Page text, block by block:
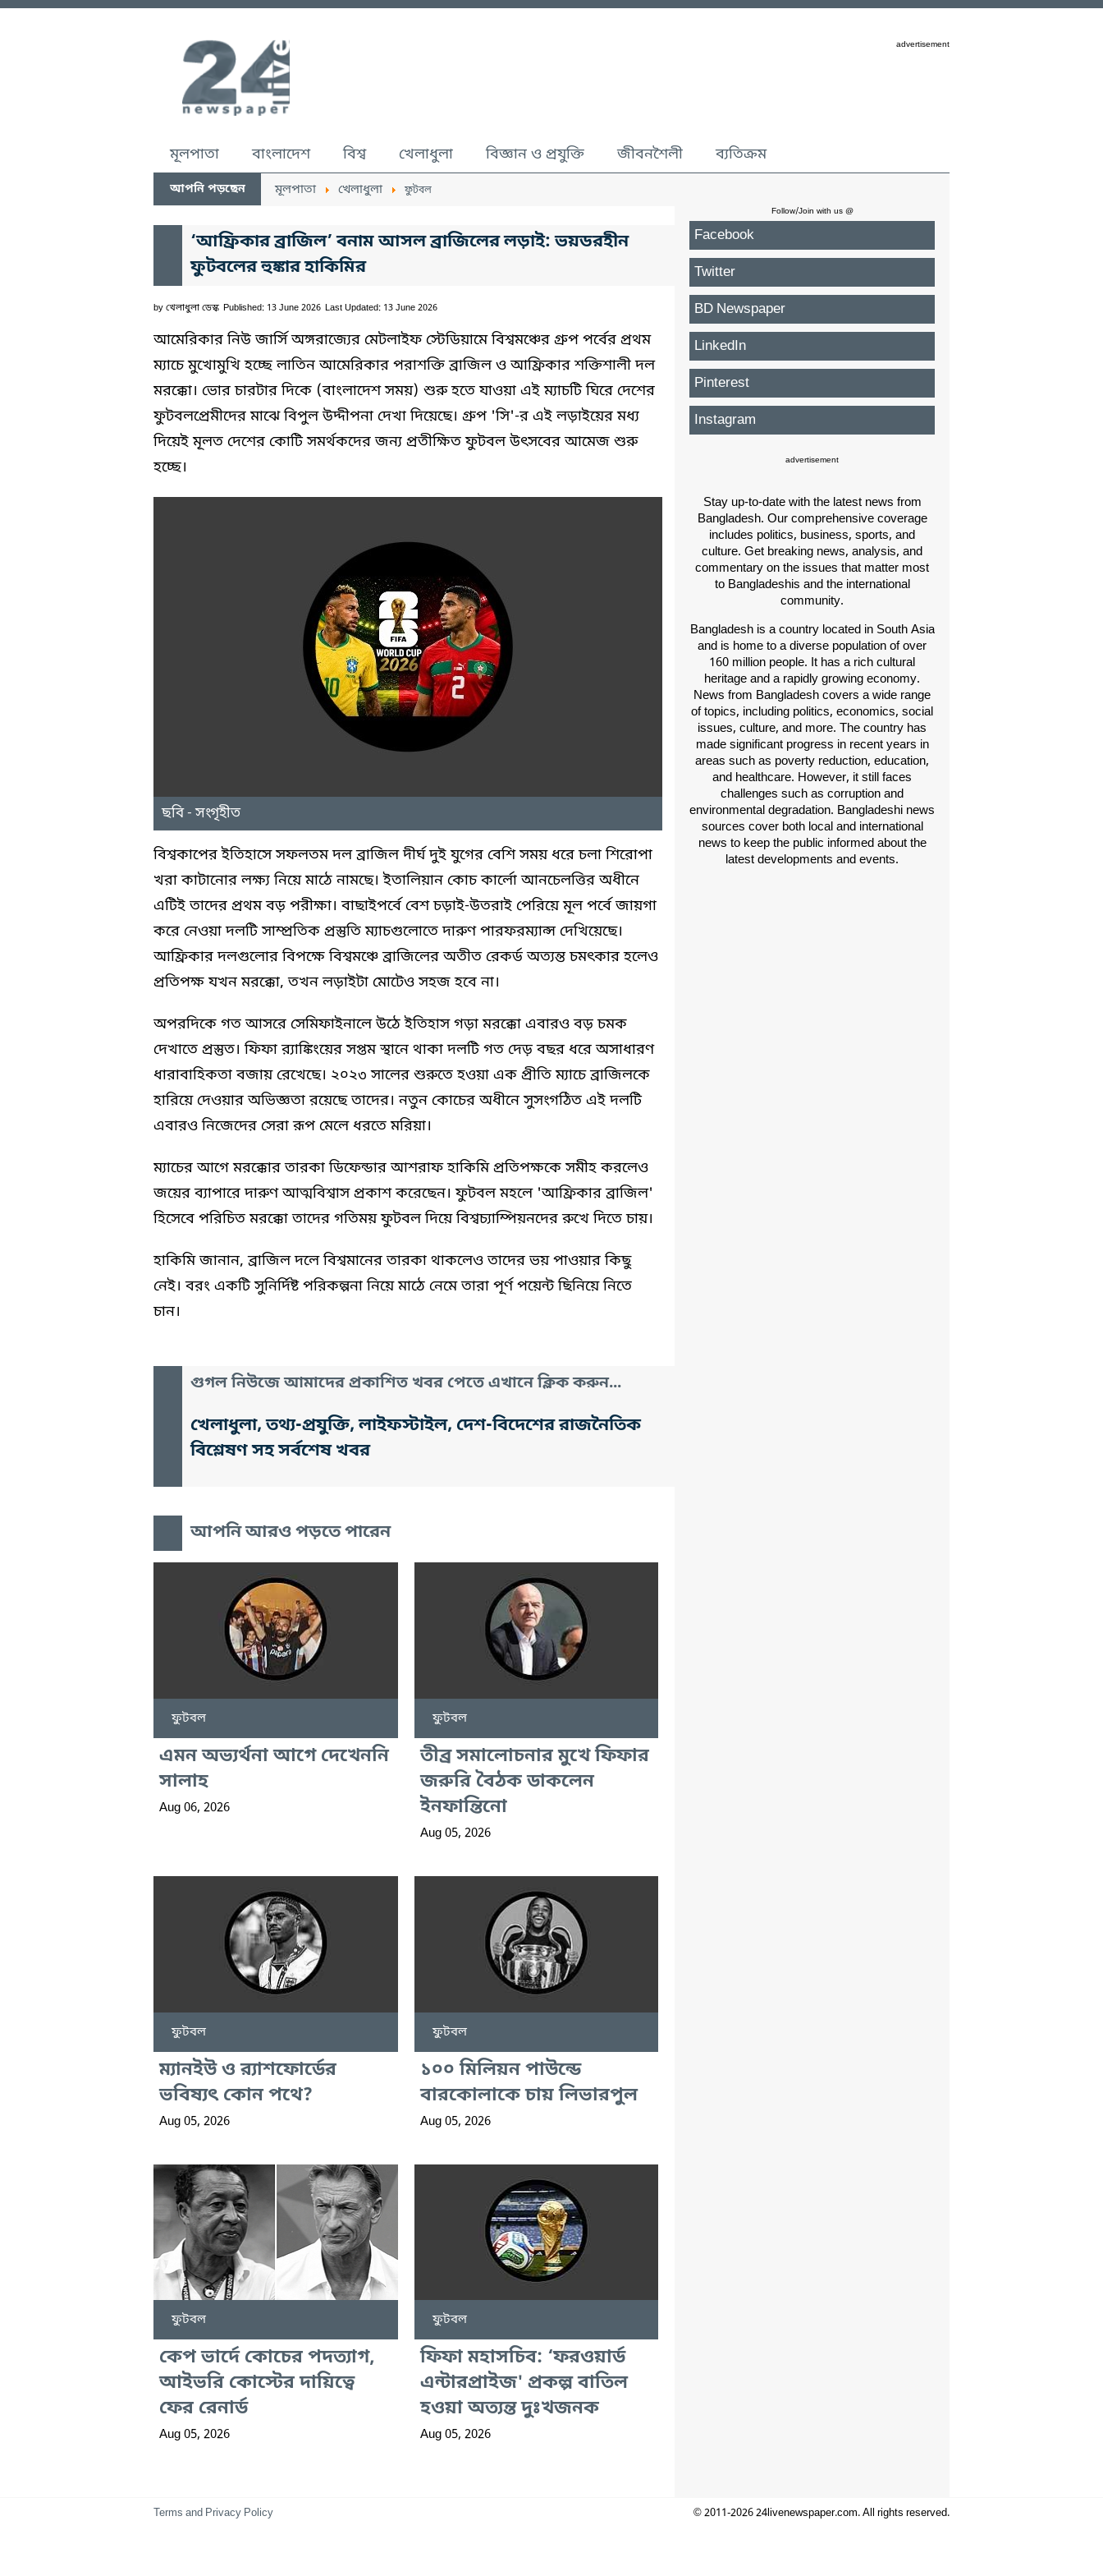
advertisement
মূলপাতা বাংলাদেশ বিশ্ব খেলাধুলা বিজ্ঞান ও প্রযুক্তি জীবনশৈলী ব্যতিক্রম
আপনি পড়ছেন মূলপাতা খেলাধুলা ফুটবল
‘আফ্রিকার ব্রাজিল’ বনাম আসল ব্রাজিলের লড়াই: ভয়ডরহীন
ফুটবলের হুঙ্কার হাকিমির
by খেলাধুলা ডেস্ক Published: 13 June 2026 Last Updated: 13 June 2026
আমেরিকার নিউ জার্সি অঙ্গরাজ্যের মেটলাইফ স্টেডিয়ামে বিশ্বমঞ্চের গ্রুপ পর্বের প্রথম
ম্যাচে মুখোমুখি হচ্ছে লাতিন আমেরিকার পরাশক্তি ব্রাজিল ও আফ্রিকার শক্তিশালী দল
মরক্কো। ভোর চারটার দিকে (বাংলাদেশ সময়) শুরু হতে যাওয়া এই ম্যাচটি ঘিরে দেশের
ফুটবলপ্রেমীদের মাঝে বিপুল উদ্দীপনা দেখা দিয়েছে। গ্রুপ 'সি'-র এই লড়াইয়ের মধ্য
দিয়েই মূলত দেশের কোটি সমর্থকদের জন্য প্রতীক্ষিত ফুটবল উৎসবের আমেজ শুরু
হচ্ছে।
ছবি - সংগৃহীত
বিশ্বকাপের ইতিহাসে সফলতম দল ব্রাজিল দীর্ঘ দুই যুগের বেশি সময় ধরে চলা শিরোপা
খরা কাটানোর লক্ষ্য নিয়ে মাঠে নামছে। ইতালিয়ান কোচ কার্লো আনচেলত্তির অধীনে
এটিই তাদের প্রথম বড় পরীক্ষা। বাছাইপর্বে বেশ চড়াই-উতরাই পেরিয়ে মূল পর্বে জায়গা
করে নেওয়া দলটি সাম্প্রতিক প্রস্তুতি ম্যাচগুলোতে দারুণ পারফরম্যান্স দেখিয়েছে।
আফ্রিকার দলগুলোর বিপক্ষে বিশ্বমঞ্চে ব্রাজিলের অতীত রেকর্ড অত্যন্ত চমৎকার হলেও
প্রতিপক্ষ যখন মরক্কো, তখন লড়াইটা মোটেও সহজ হবে না।
অপরদিকে গত আসরে সেমিফাইনালে উঠে ইতিহাস গড়া মরক্কো এবারও বড় চমক
দেখাতে প্রস্তুত। ফিফা র‍্যাঙ্কিংয়ের সপ্তম স্থানে থাকা দলটি গত দেড় বছর ধরে অসাধারণ
ধারাবাহিকতা বজায় রেখেছে। ২০২৩ সালের শুরুতে হওয়া এক প্রীতি ম্যাচে ব্রাজিলকে
হারিয়ে দেওয়ার অভিজ্ঞতা রয়েছে তাদের। নতুন কোচের অধীনে সুসংগঠিত এই দলটি
এবারও নিজেদের সেরা রূপ মেলে ধরতে মরিয়া।
ম্যাচের আগে মরক্কোর তারকা ডিফেন্ডার আশরাফ হাকিমি প্রতিপক্ষকে সমীহ করলেও
জয়ের ব্যাপারে দারুণ আত্মবিশ্বাস প্রকাশ করেছেন। ফুটবল মহলে 'আফ্রিকার ব্রাজিল'
হিসেবে পরিচিত মরক্কো তাদের গতিময় ফুটবল দিয়ে বিশ্বচ্যাম্পিয়নদের রুখে দিতে চায়।
হাকিমি জানান, ব্রাজিল দলে বিশ্বমানের তারকা থাকলেও তাদের ভয় পাওয়ার কিছু
নেই। বরং একটি সুনির্দিষ্ট পরিকল্পনা নিয়ে মাঠে নেমে তারা পূর্ণ পয়েন্ট ছিনিয়ে নিতে
চান।
গুগল নিউজে আমাদের প্রকাশিত খবর পেতে এখানে ক্লিক করুন...
খেলাধুলা, তথ্য-প্রযুক্তি, লাইফস্টাইল, দেশ-বিদেশের রাজনৈতিক
বিশ্লেষণ সহ সর্বশেষ খবর
আপনি আরও পড়তে পারেন
ফুটবল
এমন অভ্যর্থনা আগে দেখেননি
সালাহ
Aug 06, 2026
ফুটবল
তীব্র সমালোচনার মুখে ফিফার
জরুরি বৈঠক ডাকলেন
ইনফান্তিনো
Aug 05, 2026
ফুটবল
ম্যানইউ ও র‍্যাশফোর্ডের
ভবিষ্যৎ কোন পথে?
Aug 05, 2026
ফুটবল
১০০ মিলিয়ন পাউন্ডে
বারকোলাকে চায় লিভারপুল
Aug 05, 2026
ফুটবল
কেপ ভার্দে কোচের পদত্যাগ,
আইভরি কোস্টের দায়িত্বে
ফের রেনার্ড
Aug 05, 2026
ফুটবল
ফিফা মহাসচিব: ‘ফরওয়ার্ড
এন্টারপ্রাইজ' প্রকল্প বাতিল
হওয়া অত্যন্ত দুঃখজনক
Aug 05, 2026
Follow/Join with us @
Facebook
Twitter
BD Newspaper
LinkedIn
Pinterest
Instagram
advertisement
Stay up-to-date with the latest news from
Bangladesh. Our comprehensive coverage
includes politics, business, sports, and
culture. Get breaking news, analysis, and
commentary on the issues that matter most
to Bangladeshis and the international
community.
Bangladesh is a country located in South Asia
and is home to a diverse population of over
160 million people. It has a rich cultural
heritage and a rapidly growing economy.
News from Bangladesh covers a wide range
of topics, including politics, economics, social
issues, culture, and more. The country has
made significant progress in recent years in
areas such as poverty reduction, education,
and healthcare. However, it still faces
challenges such as corruption and
environmental degradation. Bangladeshi news
sources cover both local and international
news to keep the public informed about the
latest developments and events.
Terms and Privacy Policy © 2011-2026 24livenewspaper.com. All rights reserved.